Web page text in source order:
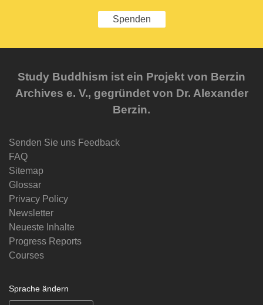
Spenden
Study Buddhism ist ein Projekt von Berzin
Archives e. V., gegründet von Dr. Alexander
Berzin.
Senden Sie uns Feedback
FAQ
Sitemap
Glossar
Privacy Policy
Newsletter
Neueste Inhalte
Progress Reports
Courses
Sprache ändern